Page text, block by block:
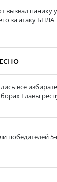
вызвал панику
за атаку БПЛА
все
Главы
победителей